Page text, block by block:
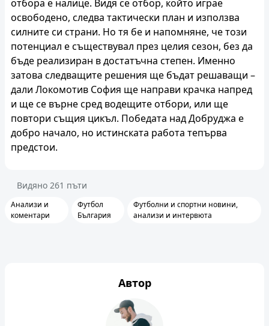
отбора е налице. Видя се отбор, който играе
освободено, следва тактически план и използва
силните си страни. Но тя бе и напомняне, че този
потенциал е съществувал през целия сезон, без да
бъде реализиран в достатъчна степен. Именно
затова следващите решения ще бъдат решаващи –
дали Локомотив София ще направи крачка напред
и ще се върне сред водещите отбори, или ще
повтори същия цикъл. Победата над Добруджа е
добро начало, но истинската работа тепърва
предстои.
Видяно 261 пъти
Анализи и
коментари
Футбол
България
Футболни и спортни новини,
анализи и интервюта
Автор